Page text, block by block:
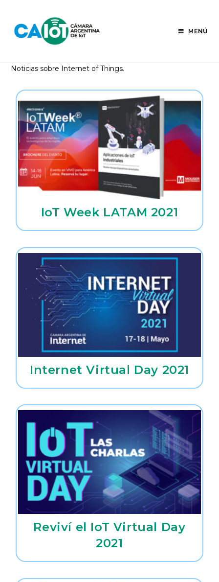
contenido
MENÚ
Noticias sobre Internet of Things.
IoT Week LATAM 2021
Internet Virtual Day 2021
Reviví el IoT Virtual Day
2021